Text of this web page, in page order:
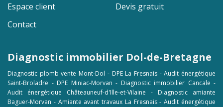
Espace client
Contact
Devis gratuit
Diagnostic immobilier Dol-de-Bretagne
Diagnostic plomb vente Mont-Dol - DPE La Fresnais-Audit énergétique
Saint-Broladre - DPE Miniac-Morvan - Diagnostic immobilier Cancale -
Audit énergétique Châteauneuf-d'Ille-et-Vilaine - Diagnostic amiante
Baguer-Morvan - Amiante avant travaux La Fresnais-Audit énergétique